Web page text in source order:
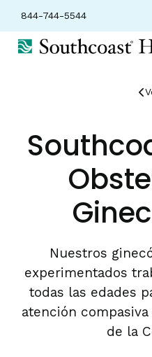
844-744-5544
Nuestros
experimentados
todas las edades
atención
de la